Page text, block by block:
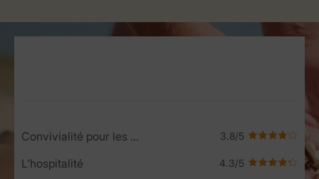
Convivialité pour les enfants
L'hospitalité